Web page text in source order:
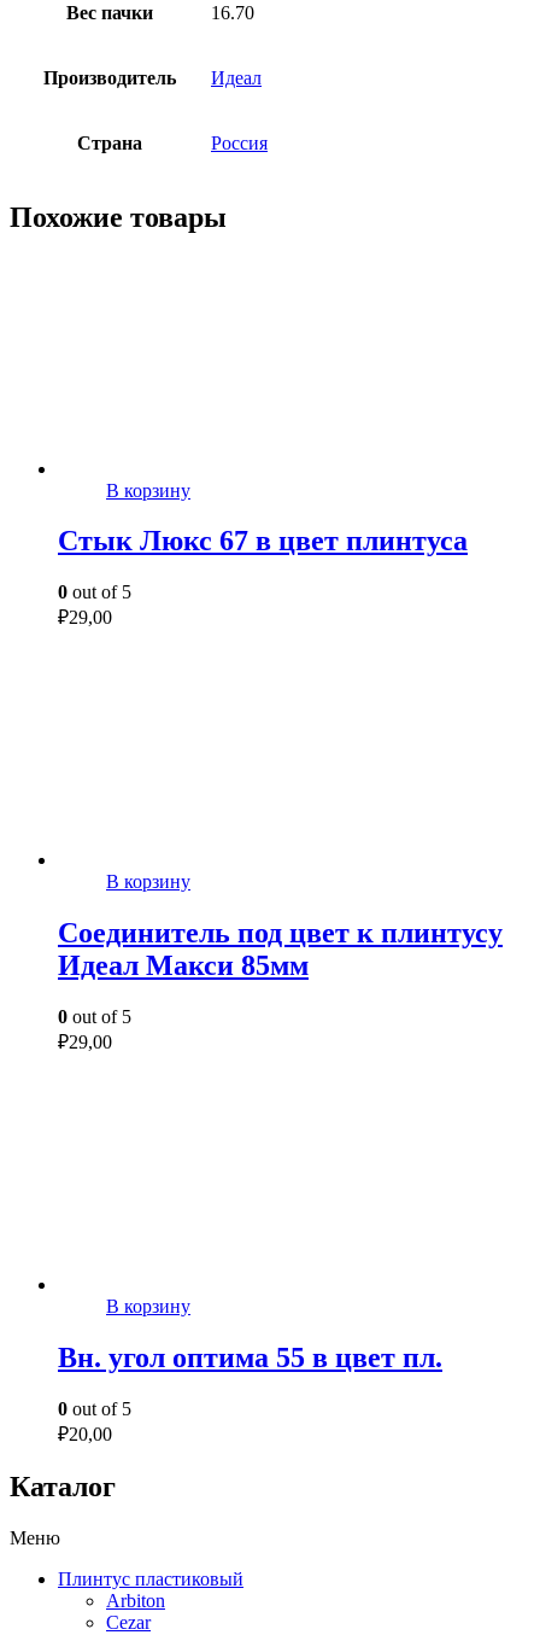
Вес пачки 16.70
Производитель Идеал
Страна Россия
Похожие товары
В корзину
Стык Люкс 67 в цвет плинтуса
0 out of 5
₽29,00
В корзину
Соединитель под цвет к плинтусу
Идеал Макси 85мм
0 out of 5
₽29,00
В корзину
Вн. угол оптима 55 в цвет пл.
0 out of 5
₽20,00
Каталог
Меню
Плинтус пластиковый
Arbiton
Cezar